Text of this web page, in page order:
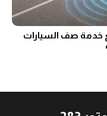
خدمة صف السيارات